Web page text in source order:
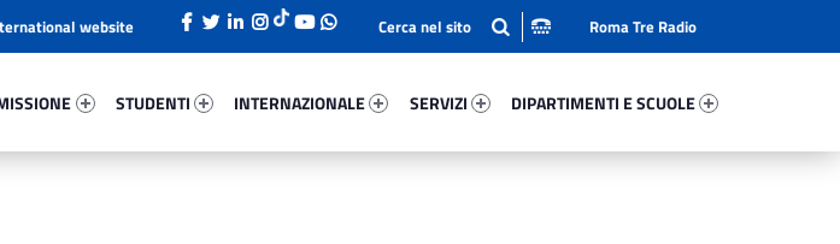
STUDENTI
INTERNAZIONALE
SERVIZI
DIPARTIMENTI E SCUOLE
website Roma Tre Radio